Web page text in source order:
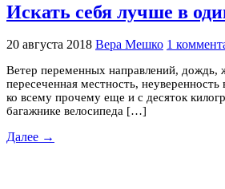
Искать себя лучше в
20 августа 2018 Вера Мешко 1
Ветер переменных направлений, дождь,
пересеченная местность,
ко всему прочему еще и с десяток
багажнике велосипеда […]
Далее →